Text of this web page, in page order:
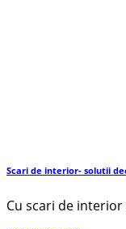
Scari de interior- solutii
Cu scari de